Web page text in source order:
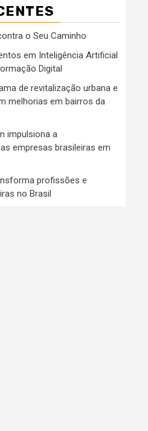
o Seu Caminho
em Inteligência Artificial
Digital
de revitalização urbana e
melhorias em bairros da
impulsiona a
empresas brasileiras em
profissões e
no Brasil